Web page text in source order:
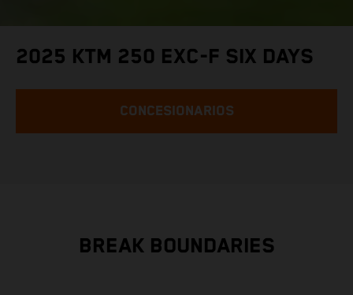
2025 KTM 250 EXC-F SIX DAYS
CONCESIONARIOS
BREAK BOUNDARIES